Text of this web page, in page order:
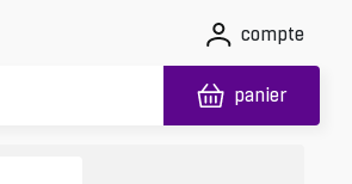
compte
panier